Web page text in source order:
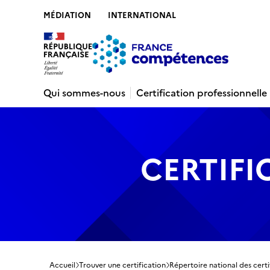
MÉDIATION INTERNATIONAL
Qui sommes-nous
Certification professionnelle
Accueil Trouver une certification Répertoire national des